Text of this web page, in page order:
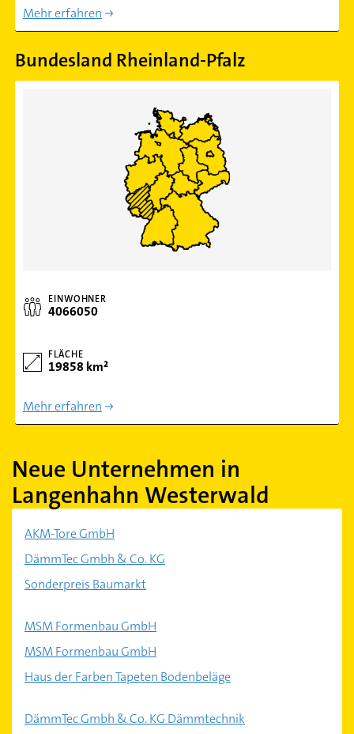
Mehr erfahren
Bundesland Rheinland-Pfalz
EINWOHNER
4066050
FLÄCHE
19858 km²
Mehr erfahren
Neue Unternehmen in
Langenhahn Westerwald
AKM-Tore GmbH
DämmTec Gmbh & Co. KG
Sonderpreis Baumarkt
MSM Formenbau GmbH
MSM Formenbau GmbH
Haus der Farben Tapeten Bodenbeläge
DämmTec Gmbh & Co. KG Dämmtechnik